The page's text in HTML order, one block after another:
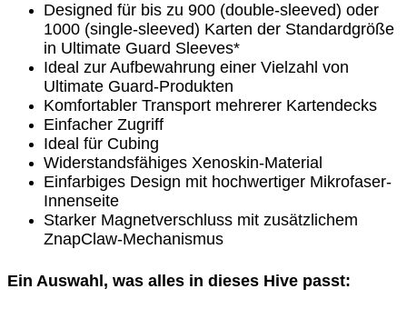
Designed für bis zu 900 (double-sleeved) oder
1000 (single-sleeved) Karten der Standardgröße
in Ultimate Guard Sleeves*
Ideal zur Aufbewahrung einer Vielzahl von
Ultimate Guard-Produkten
Komfortabler Transport mehrerer Kartendecks
Einfacher Zugriff
Ideal für Cubing
Widerstandsfähiges Xenoskin-Material
Einfarbiges Design mit hochwertiger Mikrofaser-
Innenseite
Starker Magnetverschluss mit zusätzlichem
ZnapClaw-Mechanismus
Ein Auswahl, was alles in dieses Hive passt: